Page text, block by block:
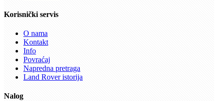
Korisnički servis
O nama
Kontakt
Info
Povraćaj
Napredna pretraga
Land Rover istorija
Nalog